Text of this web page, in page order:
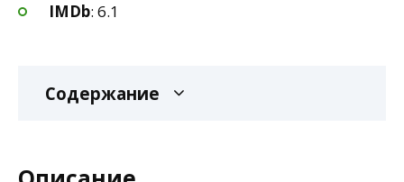
IMDb: 6.1
Содержание